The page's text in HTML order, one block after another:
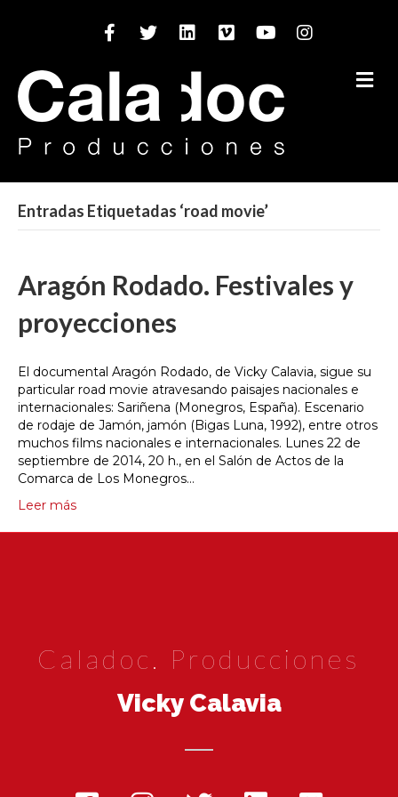
Facebook Twitter Linkedin Vimeo Youtube Instagram
Entradas Etiquetadas ‘road movie’
Aragón Rodado. Festivales y
proyecciones
El documental Aragón Rodado, de Vicky Calavia, sigue su
particular road movie atravesando paisajes nacionales e
internacionales: Sariñena (Monegros, España). Escenario
de rodaje de Jamón, jamón (Bigas Luna, 1992), entre otros
muchos films nacionales e internacionales. Lunes 22 de
septiembre de 2014, 20 h., en el Salón de Actos de la
Comarca de Los Monegros…
Leer más
Caladoc. Producciones
Vicky Calavia